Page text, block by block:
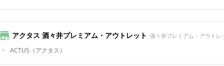
アクタス 酒々井プレミアム・アウトレット 酒々井プレミアム・アウトレ
ACTUS （アクタス）